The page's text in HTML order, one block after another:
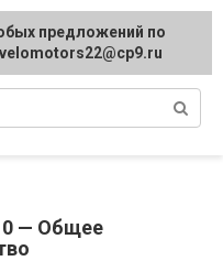
— Общее
предложений по